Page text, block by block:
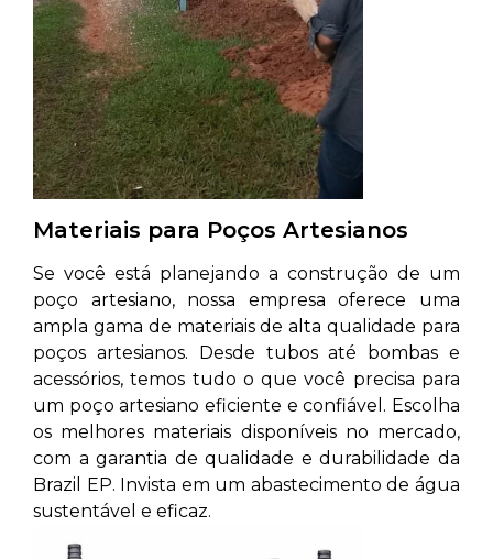
Materiais para Poços Artesianos
Se você está planejando a construção de um
poço artesiano, nossa empresa oferece uma
ampla gama de materiais de alta qualidade para
poços artesianos. Desde tubos até bombas e
acessórios, temos tudo o que você precisa para
um poço artesiano eficiente e confiável. Escolha
os melhores materiais disponíveis no mercado,
com a garantia de qualidade e durabilidade da
Brazil EP. Invista em um abastecimento de água
sustentável e eficaz.